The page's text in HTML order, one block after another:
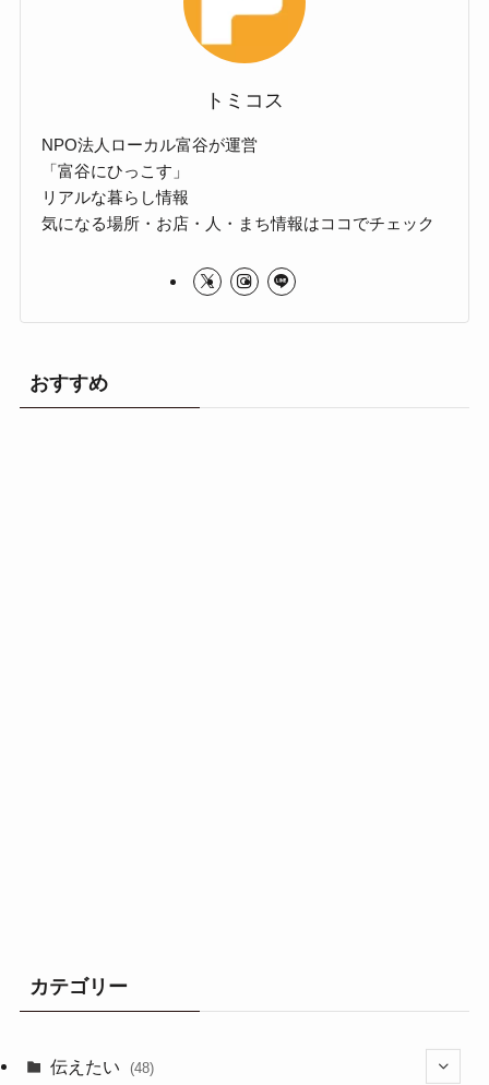
トミコス
NPO法人ローカル富谷が運営
「富谷にひっこす」
リアルな暮らし情報
気になる場所・お店・人・まち情報はココでチェック
おすすめ
カテゴリー
伝えたい (48)